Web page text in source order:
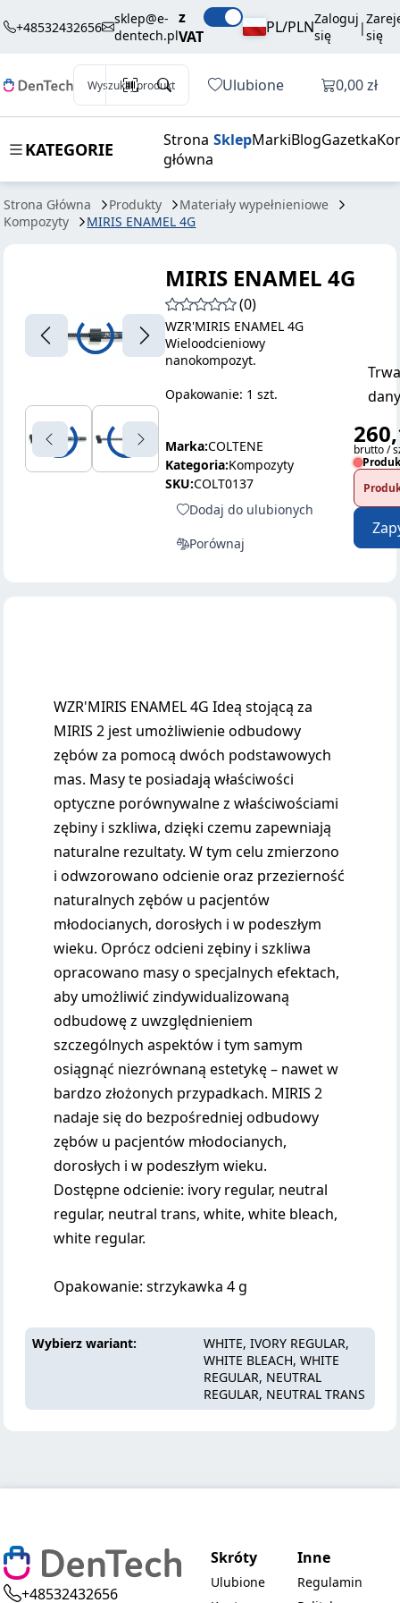
+48532432656
sklep@e-
dentech.pl
z
VAT
PL/PLNZaloguj
się
|się
Wyszukaj produkt Ulubione Otwórz
0,00 zł
KATEGORIE
Strona
główna
SklepMarkiBlogGazetka
Strona Główna Produkty
Materiały wypełnieniowe
Kompozyty
MIRIS ENAMEL 4G
ENAMEL 4G
brutto / szt.
MIRIS ENAMEL 4G
(0)
WZR'MIRIS ENAMEL 4G
Wieloodcieniowy
nanokompozyt.
Opakowanie: 1 szt.
Marka:COLTENE
Kategoria:Kompozyty
SKU:COLT0137
Dodaj do ulubionych
Porównaj
brutto /
WZR'MIRIS ENAMEL 4G Ideą stojącą za
MIRIS 2 jest umożliwienie odbudowy
zębów za pomocą dwóch podstawowych
mas. Masy te posiadają właściwości
optyczne porównywalne z właściwościami
zębiny i szkliwa, dzięki czemu zapewniają
naturalne rezultaty. W tym celu zmierzono
i odwzorowano odcienie oraz przezierność
naturalnych zębów u pacjentów
młodocianych, dorosłych i w podeszłym
wieku. Oprócz odcieni zębiny i szkliwa
opracowano masy o specjalnych efektach,
aby umożliwić zindywidualizowaną
odbudowę z uwzględnieniem
szczególnych aspektów i tym samym
osiągnąć niezrównaną estetykę – nawet w
bardzo złożonych przypadkach. MIRIS 2
nadaje się do bezpośredniej odbudowy
zębów u pacjentów młodocianych,
dorosłych i w podeszłym wieku.
Dostępne odcienie: ivory regular, neutral
regular, neutral trans, white, white bleach,
white regular.
Opakowanie: strzykawka 4 g
Wybierz wariant
WHITE, IVORY REGULAR,
WHITE BLEACH, WHITE
REGULAR, NEUTRAL
REGULAR, NEUTRAL TRANS
+48532432656
Skróty
Ulubione
Inne
Regulamin